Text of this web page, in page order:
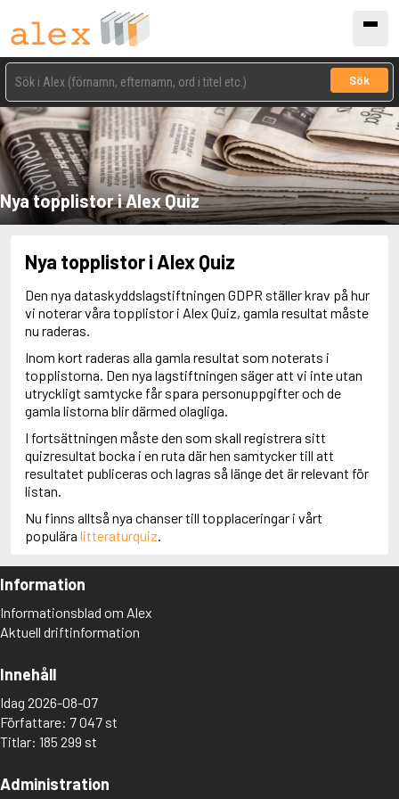
Sök
Nya topplistor i Alex Quiz
Nya topplistor i Alex Quiz
Den nya dataskyddslagstiftningen GDPR ställer krav på hur
vi noterar våra topplistor i Alex Quiz, gamla resultat måste
nu raderas.
Inom kort raderas alla gamla resultat som noterats i
topplistorna. Den nya lagstiftningen säger att vi inte utan
utryckligt samtycke får spara personuppgifter och de
gamla listorna blir därmed olagliga.
I fortsättningen måste den som skall registrera sitt
quizresultat bocka i en ruta där hen samtycker till att
resultatet publiceras och lagras så länge det är relevant för
listan.
Nu finns alltså nya chanser till topplaceringar i vårt
populära litteraturquiz.
Information
Informationsblad om Alex
Aktuell driftinformation
Innehåll
Idag 2026-08-07
Författare: 7 047 st
Titlar: 185 299 st
Administration